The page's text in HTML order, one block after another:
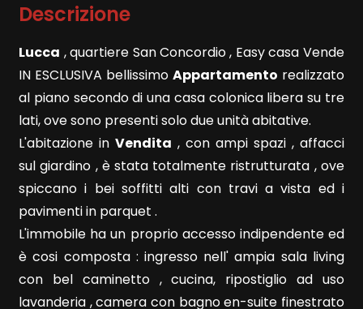
Descrizione
Lucca , quartiere San Concordio , Easy casa Vende
IN ESCLUSIVA bellissimo Appartamento realizzato
al piano secondo di una casa colonica libera su tre
lati, ove sono presenti solo due unità abitative.
L'abitazione inVendita , con ampi spazi , affacci
sul giardino , è stata totalmente ristrutturata , ove
spiccano i bei soffitti alti con travi a vista ed i
pavimenti in parquet .
L'immobile ha un proprio accesso indipendente ed
è cosi composta : ingresso nell' ampia sala living
con bel caminetto , cucina, ripostiglio ad uso
lavanderia , camera con bagno en-suite finestrato
Totale
mq